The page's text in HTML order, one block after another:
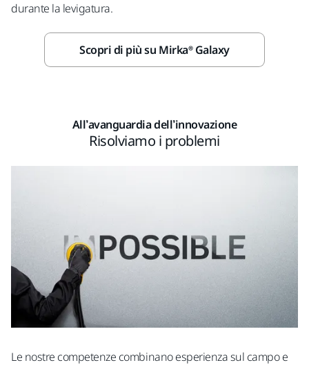
durante la levigatura.
Scopri di più su Mirka® Galaxy
All’avanguardia dell’innovazione
Risolviamo i problemi
Le nostre competenze combinano esperienza sul campo e